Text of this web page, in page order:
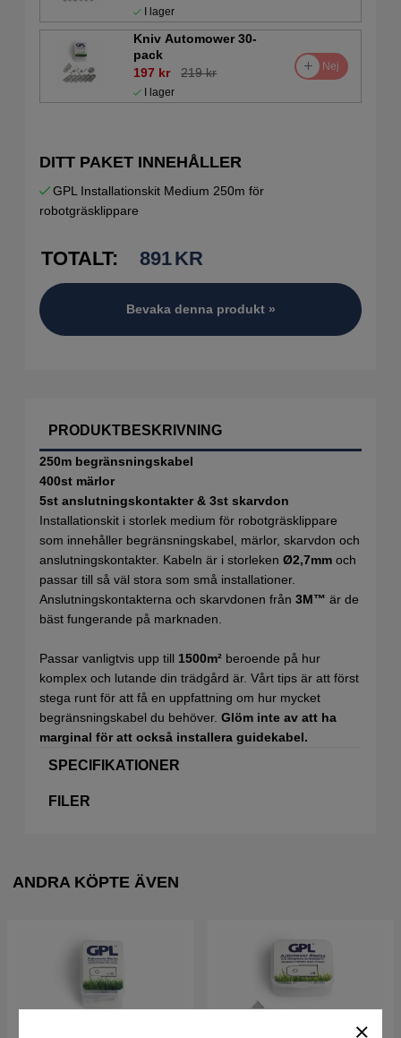
I lager
Kniv Automower 30-
pack
197 kr
219 kr
I lager
Nej
DITT PAKET INNEHÅLLER
GPL Installationskit Medium 250m för
robotgräsklippare
TOTALT: 891KR
Bevaka denna produkt »
PRODUKTBESKRIVNING
250m begränsningskabel
400st märlor
5st anslutningskontakter & 3st skarvdon
Installationskit i storlek medium för robotgräsklippare
som innehåller begränsningskabel, märlor, skarvdon och
anslutningskontakter. Kabeln är i storleken Ø2,7mm och
passar till så väl stora som små installationer.
Anslutningskontakterna och skarvdonen från 3M™ är de
bäst fungerande på marknaden.
Passar vanligtvis upp till 1500m² beroende på hur
komplex och lutande din trädgård är. Vårt tips är att först
stega runt för att få en uppfattning om hur mycket
begränsningskabel du behöver. Glöm inte av att ha
marginal för att också installera guidekabel.
SPECIFIKATIONER
FILER
ANDRA KÖPTE ÄVEN